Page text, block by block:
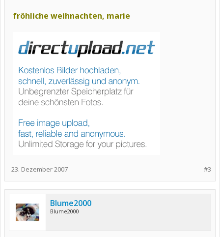
fröhliche weihnachten, marie
#3
23. Dezember 2007
Blume2000
Blume2000